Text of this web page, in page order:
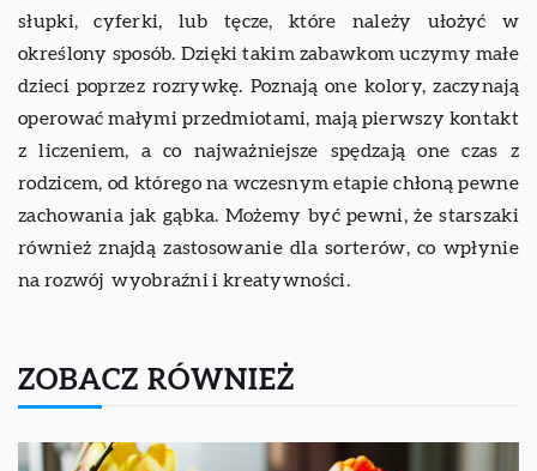
słupki, cyferki, lub tęcze, które należy ułożyć w
określony sposób. Dzięki takim zabawkom uczymy małe
dzieci poprzez rozrywkę. Poznają one kolory, zaczynają
operować małymi przedmiotami, mają pierwszy kontakt
z liczeniem, a co najważniejsze spędzają one czas z
rodzicem, od którego na wczesnym etapie chłoną pewne
zachowania jak gąbka. Możemy być pewni, że starszaki
również znajdą zastosowanie dla sorterów, co wpłynie
na rozwój wyobraźni i kreatywności.
ZOBACZ RÓWNIEŻ